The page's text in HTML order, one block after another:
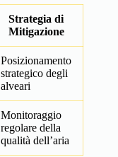
Strategia di
Mitigazione
Posizionamento
strategico degli
alveari
Monitoraggio
regolare della
qualità dell’aria